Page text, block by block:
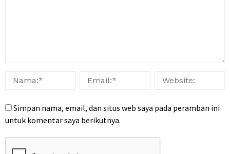
Simpan nama, email, dan situs web saya pada peramban ini
untuk komentar saya berikutnya.